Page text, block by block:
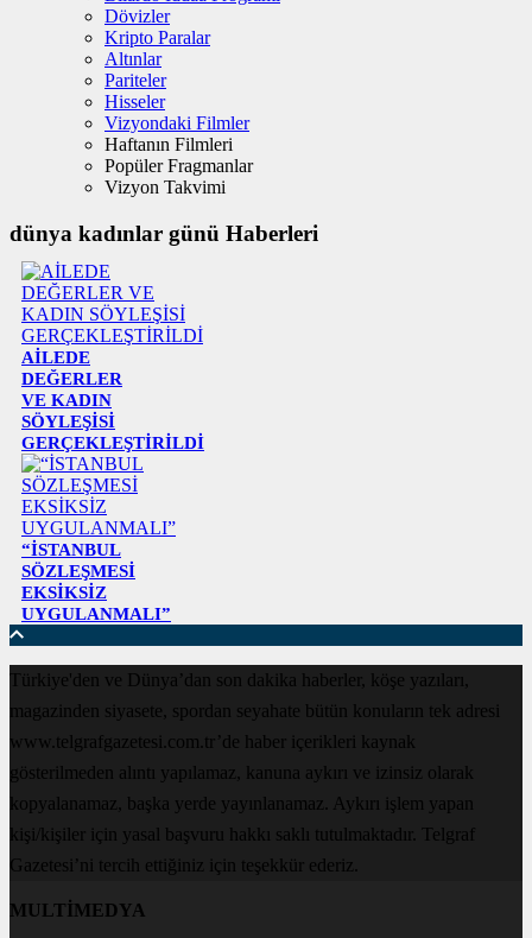
Dövizler
Kripto Paralar
Altınlar
Pariteler
Hisseler
Vizyondaki Filmler
Haftanın Filmleri
Popüler Fragmanlar
Vizyon Takvimi
dünya kadınlar günü Haberleri
AİLEDE
DEĞERLER
VE KADIN
SÖYLEŞİSİ
GERÇEKLEŞTİRİLDİ
“İSTANBUL
SÖZLEŞMESİ
EKSİKSİZ
UYGULANMALI”
Türkiye'den ve Dünya’dan son dakika haberler, köşe yazıları,
magazinden siyasete, spordan seyahate bütün konuların tek adresi
www.telgrafgazetesi.com.tr’de haber içerikleri kaynak
gösterilmeden alıntı yapılamaz, kanuna aykırı ve izinsiz olarak
kopyalanamaz, başka yerde yayınlanamaz. Aykırı işlem yapan
kişi/kişiler için yasal başvuru hakkı saklı tutulmaktadır. Telgraf
Gazetesi’ni tercih ettiğiniz için teşekkür ederiz.
MULTİMEDYA